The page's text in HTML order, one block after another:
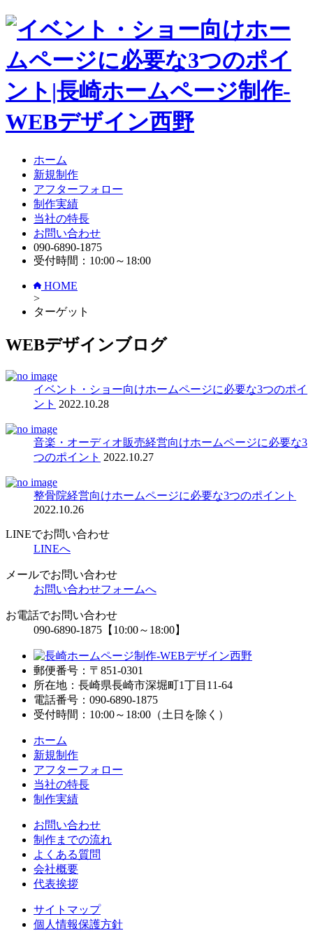
ホーム
新規制作
アフターフォロー
制作実績
当社の特長
お問い合わせ
090-6890-1875
受付時間：10:00～18:00
HOME
>
ターゲット
WEBデザインブログ
イベント・ショー向けホームページに必要な3つのポイ
ント 2022.10.28
音楽・オーディオ販売経営向けホームページに必要な3
つのポイント 2022.10.27
整骨院経営向けホームページに必要な3つのポイント
2022.10.26
LINEでお問い合わせ
LINEへ
メールでお問い合わせ
お問い合わせフォームへ
お電話でお問い合わせ
090-6890-1875 【10:00～18:00】
郵便番号：〒851-0301
所在地：長崎県長崎市深堀町1丁目11-64
電話番号：090-6890-1875
受付時間：10:00～18:00（土日を除く）
ホーム
新規制作
アフターフォロー
当社の特長
制作実績
お問い合わせ
制作までの流れ
よくある質問
会社概要
代表挨拶
サイトマップ
個人情報保護方針